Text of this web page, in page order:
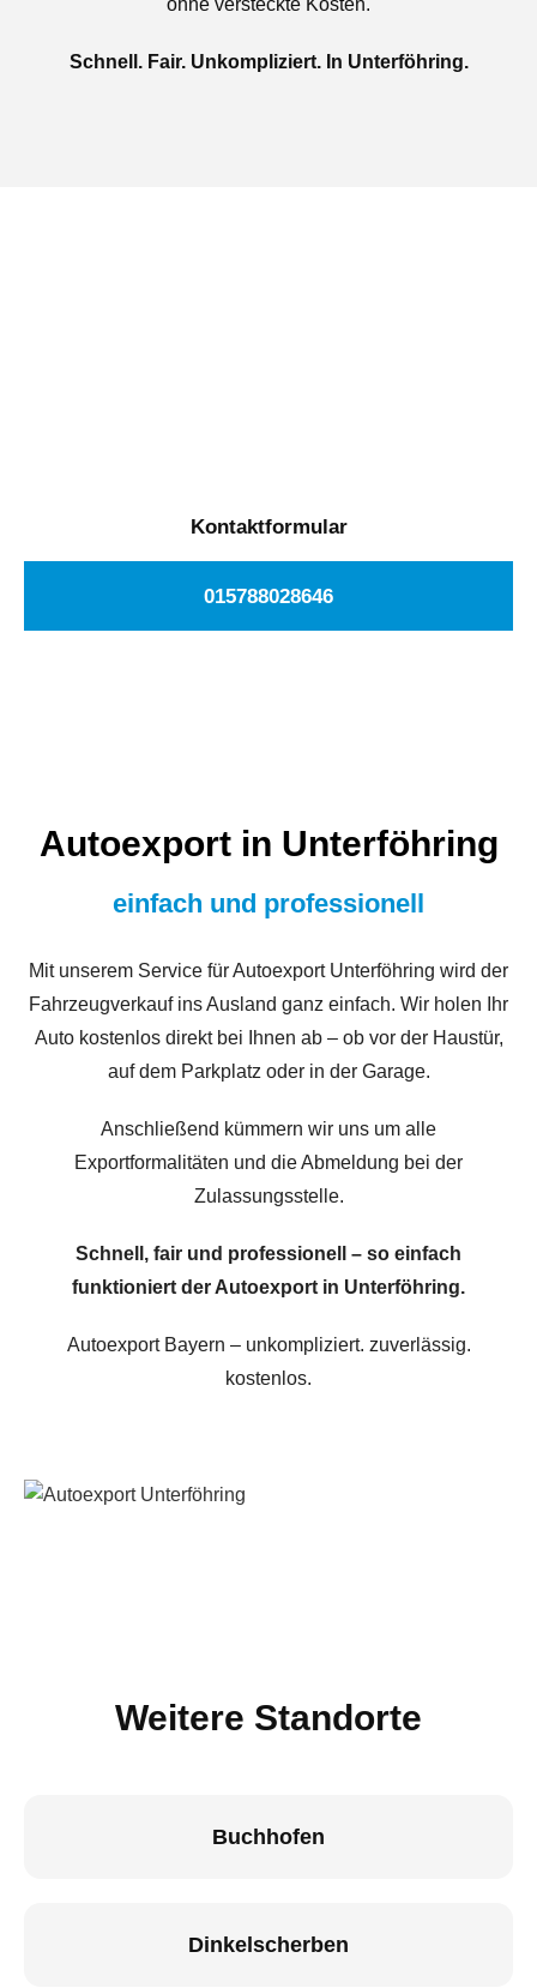
ohne versteckte Kosten.
Schnell. Fair. Unkompliziert. In Unterföhring.
Kontaktformular
015788028646
Autoexport in Unterföhring
einfach und professionell
Mit unserem Service für Autoexport Unterföhring wird der
Fahrzeugverkauf ins Ausland ganz einfach. Wir holen Ihr
Auto kostenlos direkt bei Ihnen ab – ob vor der Haustür,
auf dem Parkplatz oder in der Garage.
Anschließend kümmern wir uns um alle
Exportformalitäten und die Abmeldung bei der
Zulassungsstelle.
Schnell, fair und professionell – so einfach
funktioniert der Autoexport in Unterföhring.
Autoexport Bayern – unkompliziert. zuverlässig.
kostenlos.
Weitere Standorte
Buchhofen
Dinkelscherben